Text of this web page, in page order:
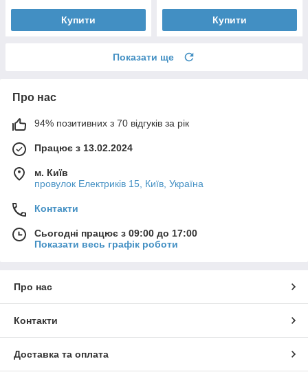
Купити Купити
Показати ще
Про нас
94% позитивних з 70 відгуків за рік
Працює з 13.02.2024
м. Київ
провулок Електриків 15, Київ, Україна
Контакти
Сьогодні працює з 09:00 до 17:00
Показати весь графік роботи
Про нас
Контакти
Доставка та оплата